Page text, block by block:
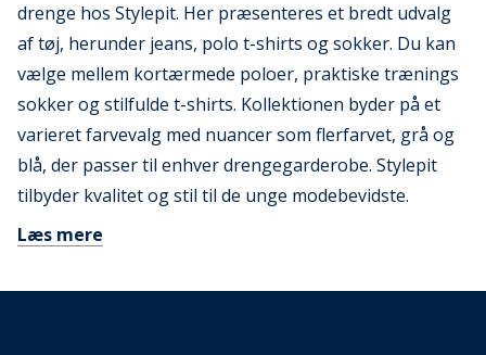
drenge hos Stylepit. Her præsenteres et bredt udvalg
af tøj, herunder jeans, polo t-shirts og sokker. Du kan
vælge mellem kortærmede poloer, praktiske trænings
sokker og stilfulde t-shirts. Kollektionen byder på et
varieret farvevalg med nuancer som flerfarvet, grå og
blå, der passer til enhver drengegarderobe. Stylepit
tilbyder kvalitet og stil til de unge modebevidste.
Læs mere